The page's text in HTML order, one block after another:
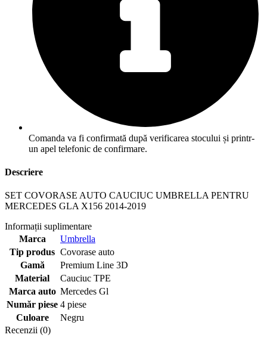
Comanda va fi confirmată după verificarea stocului și printr-
un apel telefonic de confirmare.
Descriere
SET COVORASE AUTO CAUCIUC UMBRELLA PENTRU
MERCEDES GLA X156 2014-2019
Informații suplimentare
Marca
Umbrella
Tip produs Covorase auto
Gamă
Premium Line 3D
Material
Cauciuc TPE
Marca auto Mercedes Gl
Număr piese 4 piese
Culoare
Negru
Recenzii (0)